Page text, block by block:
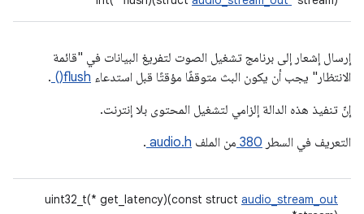
إرسال إشعار إلى برنامج تشغيل الصوت لتفريغ البيانات في "قائمة
الانتظار" يجب أن يكون البث متوقفًا مؤقتًا قبل استدعاء flush()
.
إنّ تنفيذ هذه الدالة إلزامي لتشغيل المحتوى بلا إنترنت.
التعريف في السطر 380 من الملف audio.h
.
uint32_t(* get_latency)(const struct audio_stream_out